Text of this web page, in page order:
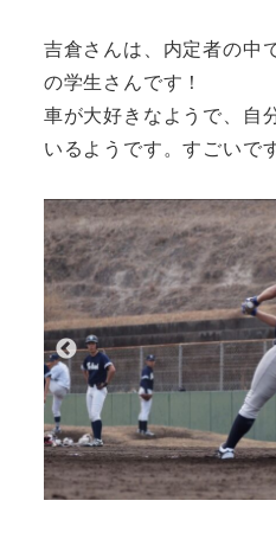
吉倉さんは、内定者の中
の学生さんです！
車が大好きなようで、自
いるようです。すごいで